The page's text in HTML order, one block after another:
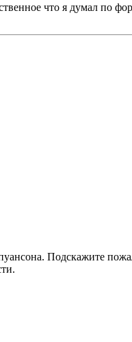
что я думал по
Подскажите